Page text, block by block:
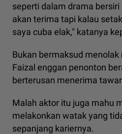
seperti dalam drama bersiri
akan terima tapi kalau
saya cuba elak," katanya
Bukan bermaksud menolak
Faizal enggan penonton
berterusan menerima
Malah aktor itu juga mahu
melakonkan watak yang
sepanjang kariernya.